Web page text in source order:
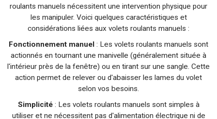
roulants manuels nécessitent une intervention physique pour
les manipuler. Voici quelques caractéristiques et
considérations liées aux volets roulants manuels :
Fonctionnement manuel : Les volets roulants manuels sont
actionnés en tournant une manivelle (généralement située à
l'intérieur près de la fenêtre) ou en tirant sur une sangle. Cette
action permet de relever ou d'abaisser les lames du volet
selon vos besoins.
Simplicité: Les volets roulants manuels sont simples à
utiliser et ne nécessitent pas d'alimentation électrique ni de